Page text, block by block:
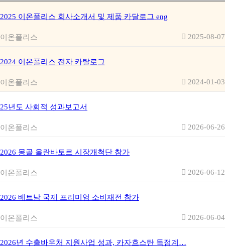
2025 이온폴리스 회사소개서 및 제품 카달로그 eng
이온폴리스 2025-08-07
2024 이온폴리스 전자 카탈로그
이온폴리스 2024-01-03
25년도 사회적 성과보고서
이온폴리스 2026-06-26
2026 몽골 울란바토르 시장개척단 참가
이온폴리스 2026-06-12
2026 베트남 국제 프리미엄 소비재전 참가
이온폴리스 2026-06-04
2026년 수출바우처 지원사업 성과, 카자흐스탄 독점계…